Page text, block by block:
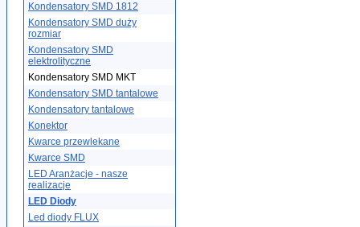
Kondensatory SMD 1812
Kondensatory SMD duży
rozmiar
Kondensatory SMD
elektrolityczne
Kondensatory SMD MKT
Kondensatory SMD tantalowe
Kondensatory tantalowe
Konektor
Kwarce przewlekane
Kwarce SMD
LED Aranżacje - nasze
realizacje
LED Diody
Led diody FLUX